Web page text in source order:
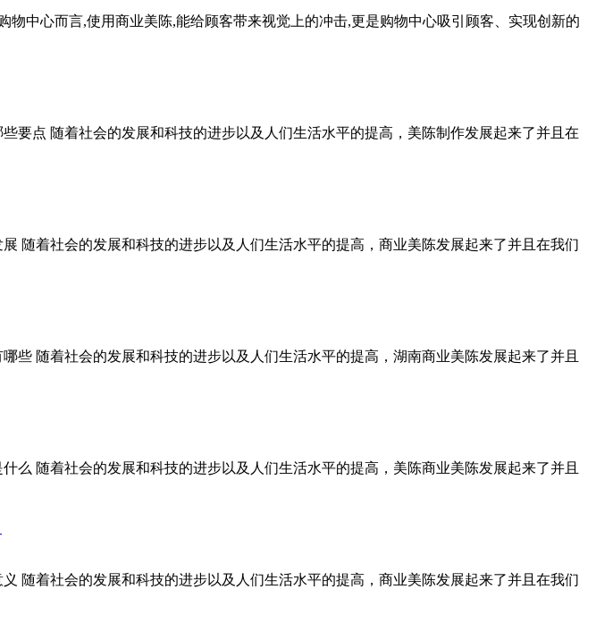
中心而言,使用商业美陈,能给顾客带来视觉上的冲击,更是购物中心吸引顾客、实现创新的
要点 随着社会的发展和科技的进步以及人们生活水平的提高，美陈制作发展起来了并且在
随着社会的发展和科技的进步以及人们生活水平的提高，商业美陈发展起来了并且在我们
些 随着社会的发展和科技的进步以及人们生活水平的提高，湖南商业美陈发展起来了并且
么 随着社会的发展和科技的进步以及人们生活水平的提高，美陈商业美陈发展起来了并且
随着社会的发展和科技的进步以及人们生活水平的提高，商业美陈发展起来了并且在我们